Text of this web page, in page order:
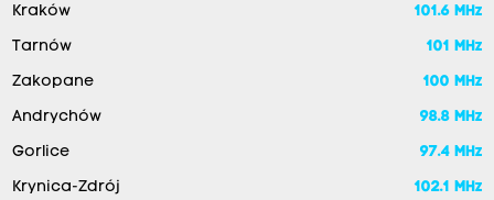
Kraków 101.6 MHz
Tarnów 101 MHz
Zakopane 100 MHz
Andrychów 98.8 MHz
Gorlice 97.4 MHz
Krynica-Zdrój 102.1 MHz